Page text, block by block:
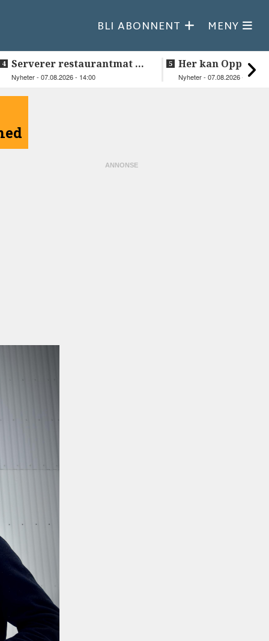
BLI ABONNENT MENY
Serverer restaurantmat til
beboerne
Nyheter - 07.08.2026 - 14:00
Her kan Oppeid
videre
Nyheter - 07.08.2026 - 10:18